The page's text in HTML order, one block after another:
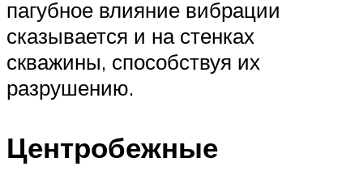
пагубное влияние вибрации
сказывается и на стенках
скважины, способствуя их
разрушению.
Центробежные